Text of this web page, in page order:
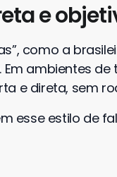
e
como a
ambientes de
e direta, sem
esse estilo de